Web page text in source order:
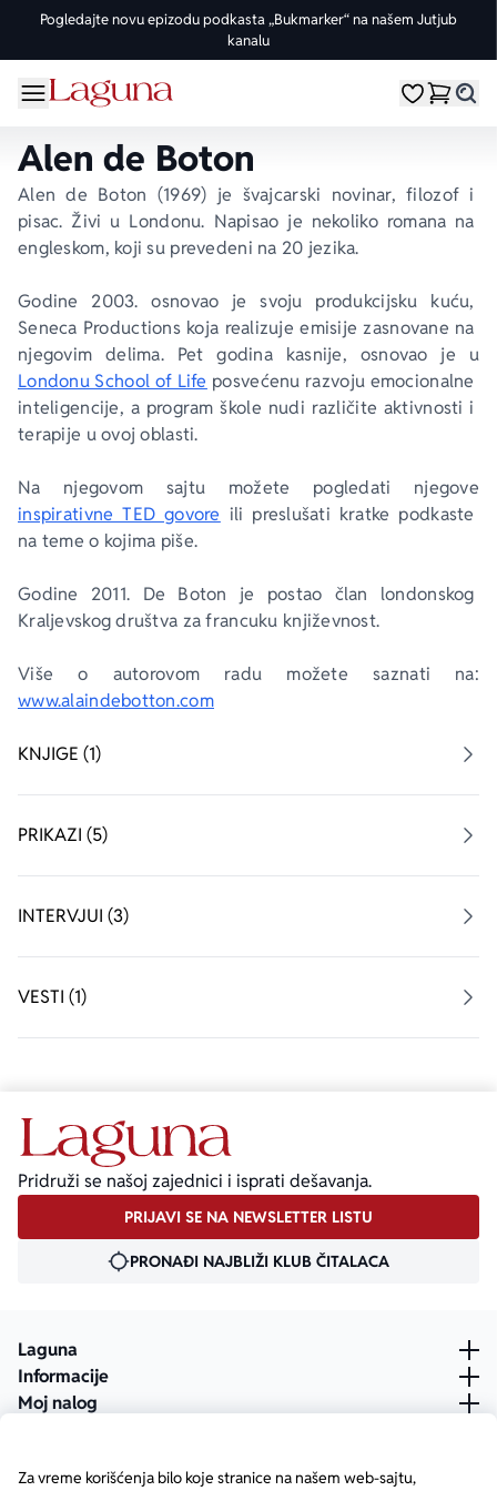
Za vreme korišćenja bilo koje stranice na našem web-sajtu,
Pogledajte novu epizodu podkasta „Bukmarker“ na našem Jutjub
kanalu
Moji
Alen de Boton
Alen de Boton (1969) je švajcarski novinar, filozof i
pisac. Živi u Londonu. Napisao je nekoliko romana na
engleskom, koji su prevedeni na 20 jezika.
Godine 2003. osnovao je svoju produkcijsku kuću,
Seneca Productions koja realizuje emisije zasnovane na
njegovim delima. Pet godina kasnije, osnovao je u
Londonu School of Life posvećenu razvoju emocionalne
inteligencije, a program škole nudi različite aktivnosti i
terapije u ovoj oblasti.
Na njegovom sajtu možete pogledati njegove
inspirativne TED govore ili preslušati kratke podkaste
na teme o kojima piše.
Godine 2011. De Boton je postao član londonskog
Kraljevskog društva za francuku književnost.
Više o autorovom radu možete saznati na:
www.alaindebotton.com
KNJIGE (1)
PRIKAZI (5)
INTERVJUI (3)
VESTI (1)
Pridruži se našoj zajednici i isprati dešavanja.
PRIJAVI SE NA NEWSLETTER LISTU
PRONAĐI NAJBLIŽI KLUB ČITALACA
Laguna
Informacije
Moj nalog
meni
OMILJENE KATEGORIJE
Knjige za leto
Edicije
Bojeni rez
Manga i strip
Potpisane knjige
Nagrađene knjige
Ekranizovane knjige
Za poklon
E-knjige
Autori
Drama
Ljubavni
Trileri
Istorijski
Klasici
Fantastika
Lični razvoj i popularna psihologija
Biografija
Goran Petrović
Đorđe Lebović
Jelena Bačić Alimpić
Darko Tuševljaković
Enes Halilović
Ivo Andrić
Bojan Ljubenović
Dejan Tiago-Stanković
Milica Jakovljević Mir-Jam
Fredrik Bakman
Juval Noa Harari
Lusinda Rajli
Ju Nesbe
Dženi Kolgan
Paulo Koeljo
Peter Handke
Harlan Koben
Elif Šafak